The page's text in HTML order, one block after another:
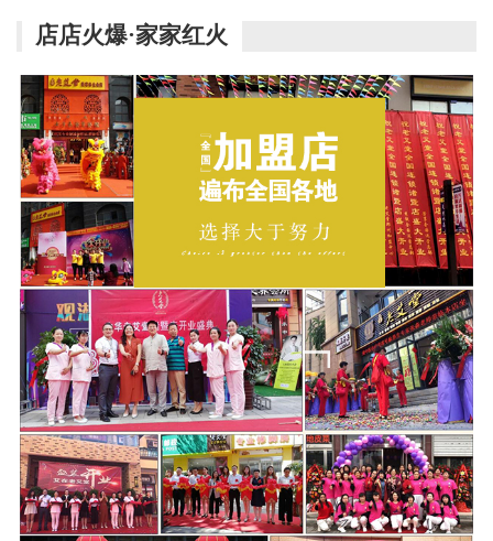
店店火爆·家家红火